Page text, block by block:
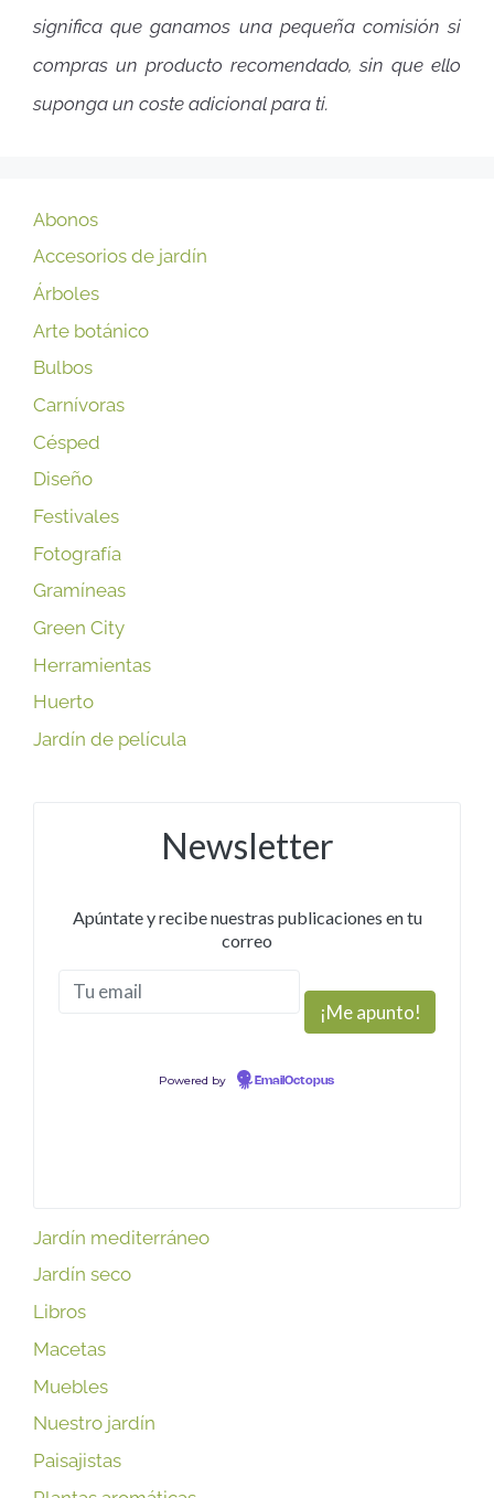
significa que ganamos una pequeña comisión si
compras un producto recomendado, sin que ello
suponga un coste adicional para ti.
Abonos
Accesorios de jardín
Árboles
Arte botánico
Bulbos
Carnívoras
Césped
Diseño
Festivales
Fotografía
Gramíneas
Green City
Herramientas
Huerto
Jardín de película
Newsletter
Apúntate y recibe nuestras publicaciones en tu
correo
Powered by EmailOctopus
Jardín mediterráneo
Jardín seco
Libros
Macetas
Muebles
Nuestro jardín
Paisajistas